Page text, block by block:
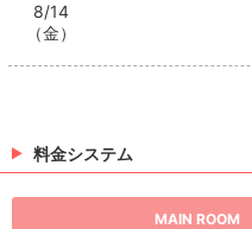
8/14
（金）
料金システム
MAIN ROOM